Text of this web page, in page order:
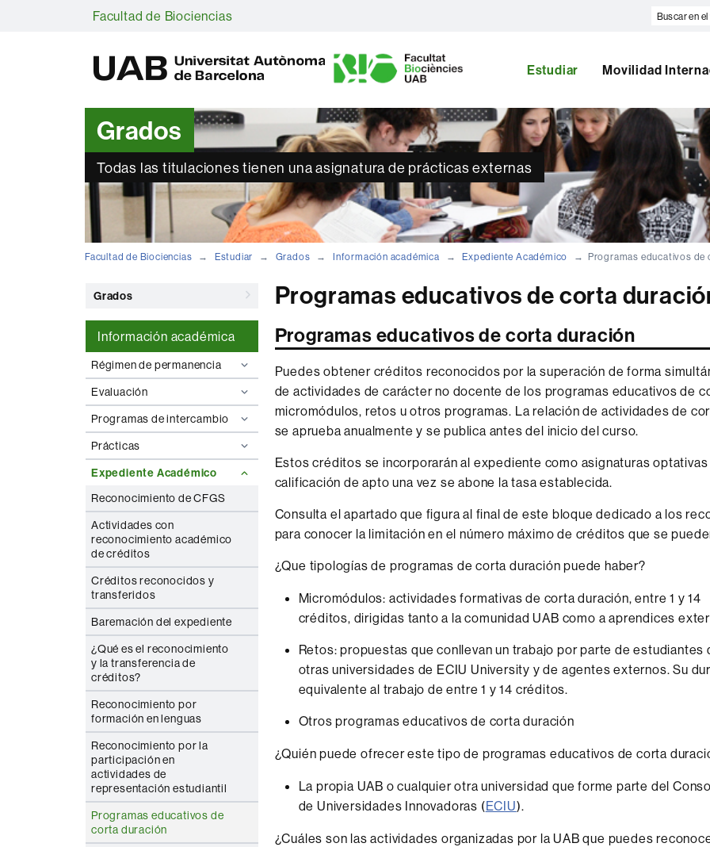
Facultad de Biociencias
Buscar
web
A
B
Estudiar Movilidad
Grados
Todas las titulaciones tienen una asignatura de prácticas externas
Facultad de Biociencias Estudiar Grados Información académica Expediente Académico Programas educativos de
Grados
Información académica
Régimen de permanencia
Evaluación
Programas de intercambio
Prácticas
Expediente Académico
Reconocimiento de CFGS
Actividades con
reconocimiento académico
de créditos
Créditos reconocidos y
transferidos
Baremación del expediente
¿Qué es el reconocimiento
y la transferencia de
créditos?
Reconocimiento por
formación en lenguas
Reconocimiento por la
participación en
actividades de
representación estudiantil
Programas educativos de
corta duración
Programas educativos de corta
Programas educativos de corta duración
Puedes obtener créditos reconocidos por la superación de forma
de actividades de carácter no docente de los programas educativos de
micromódulos, retos u otros programas. La relación de actividades de
se aprueba anualmente y se publica antes del inicio del curso.
Estos créditos se incorporarán al expediente como asignaturas optativas
calificación de apto una vez se abone la tasa establecida.
Consulta el apartado que figura al final de este bloque dedicado a los
para conocer la limitación en el número máximo de créditos que se
¿Que tipologías de programas de corta duración puede haber?
Micromódulos: actividades formativas de corta duración, entre 1 y 14
créditos, dirigidas tanto a la comunidad UAB como a aprendices
Retos: propuestas que conllevan un trabajo por parte de estudiantes
otras universidades de ECIU University y de agentes externos. Su
equivalente al trabajo de entre 1 y 14 créditos.
Otros programas educativos de corta duración
¿Quién puede ofrecer este tipo de programas educativos de corta
La propia UAB o cualquier otra universidad que forme parte del
de Universidades Innovadoras (ECIU).
¿Cuáles son las actividades organizadas por la UAB que puedes